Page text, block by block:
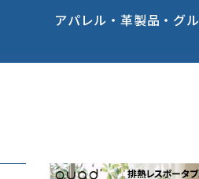
アパレル・革製品・グ